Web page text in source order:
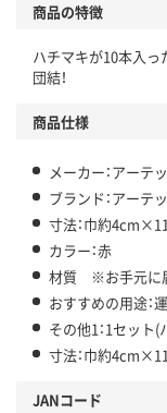
商品の特徴
ハチマキが10本入
団結！
商品仕様
メーカー：アーテ
ブランド：アーテ
寸法：巾約
カラー：赤
材質 ※お手元に
おすすめの用途：
その他1：1セッ
寸法：巾約
JANコード